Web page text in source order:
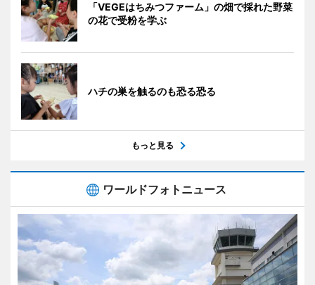
「VEGEはちみつファーム」の畑で採れた野菜
の花で受粉を学ぶ
ハチの巣を触るのも恐る恐る
もっと見る
ワールドフォトニュース